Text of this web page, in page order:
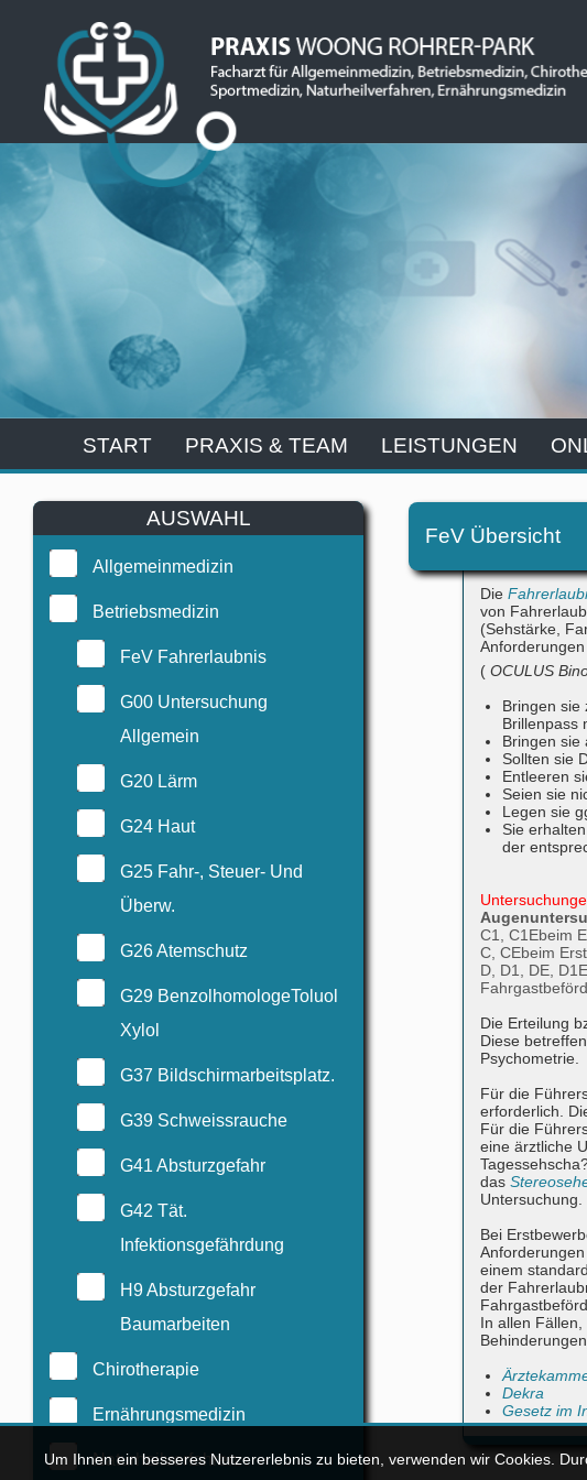
START PRAXIS & TEAM LEISTUNGEN
AUSWAHL
Allgemeinmedizin
Betriebsmedizin
FeV Fahrerlaubnis
G00 Untersuchung
Allgemein
G20 Lärm
G24 Haut
G25 Fahr-, Steuer- Und
Überw.
G26 Atemschutz
G29 BenzolhomologeToluol
Xylol
G37 Bildschirmarbeitsplatz.
G39 Schweissrauche
G41 Absturzgefahr
G42 Tät.
Infektionsgefährdung
H9 Absturzgefahr
Baumarbeiten
Chirotherapie
Ernährungsmedizin
Naturheilverfahren
FeV Übersicht
Die
von
(Sehstärke,
( OCULUS
Bringen sie
Brillenpass
Bringen sie
Sollten sie
Entleeren
Seien sie
Legen sie
Sie
der
C1, C1Ebeim
C, CEbeim
D, D1, DE, D1E
Die Erteilung
Diese
Psychometrie.
Für die
erforderlich.
Für die
eine ärztliche
das
Untersuchung.
Bei
einem
der
In allen
Dekra
Gesetz im
Um Ihnen ein besseres Nutzererlebnis zu bieten, verwenden wir Cookies.